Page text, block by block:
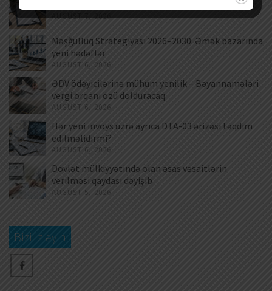
Müntəzəm və daimi xidmətlərin rəsmiləşdirilməsi
AUGUST 7, 2026
Məşğulluq Strategiyası 2026–2030: Əmək bazarında
yeni hədəflər
AUGUST 6, 2026
ƏDV ödəyicilərinə mühüm yenilik – Bəyannamələri
vergi orqanı özü dolduracaq
AUGUST 6, 2026
Hər yeni invoys üzrə ayrıca DTA-03 ərizəsi təqdim
edilməlidirmi?
AUGUST 6, 2026
Dövlət mülkiyyətində olan əsas vəsaitlərin
verilməsi qaydası dəyişib
AUGUST 5, 2026
Bizi izləyin